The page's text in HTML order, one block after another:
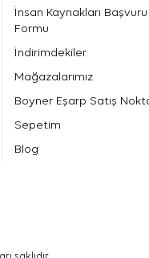
İnsan Kaynakları Başvuru
Formu
İndirimdekiler
Mağazalarımız
Boyner Eşarp Satış
Sepetim
Blog